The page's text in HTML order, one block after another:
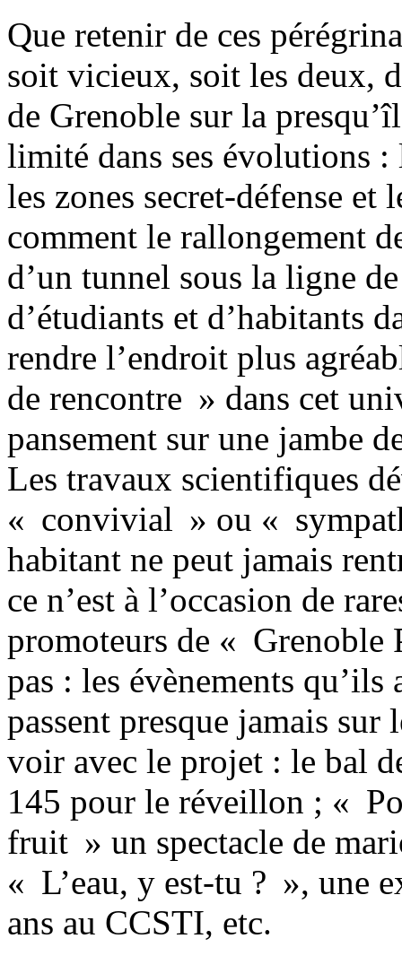
Que retenir de ces
soit vicieux, soit les deux,
de Grenoble sur la
limité dans ses évolutions :
les zones secret-défense
comment le rallongement
d’un tunnel sous la ligne
d’étudiants et d’habitants
rendre l’endroit plus
de rencontre » dans cet
pansement sur une jambe
Les travaux scientifiques
« convivial » ou «
habitant ne peut jamais
ce n’est à l’occasion de
promoteurs de « Grenoble
pas : les évènements
passent presque jamais
voir avec le projet : le bal
145 pour le réveillon ; «
fruit » un spectacle de
« L’eau, y est-tu ? », une
ans au CCSTI, etc.